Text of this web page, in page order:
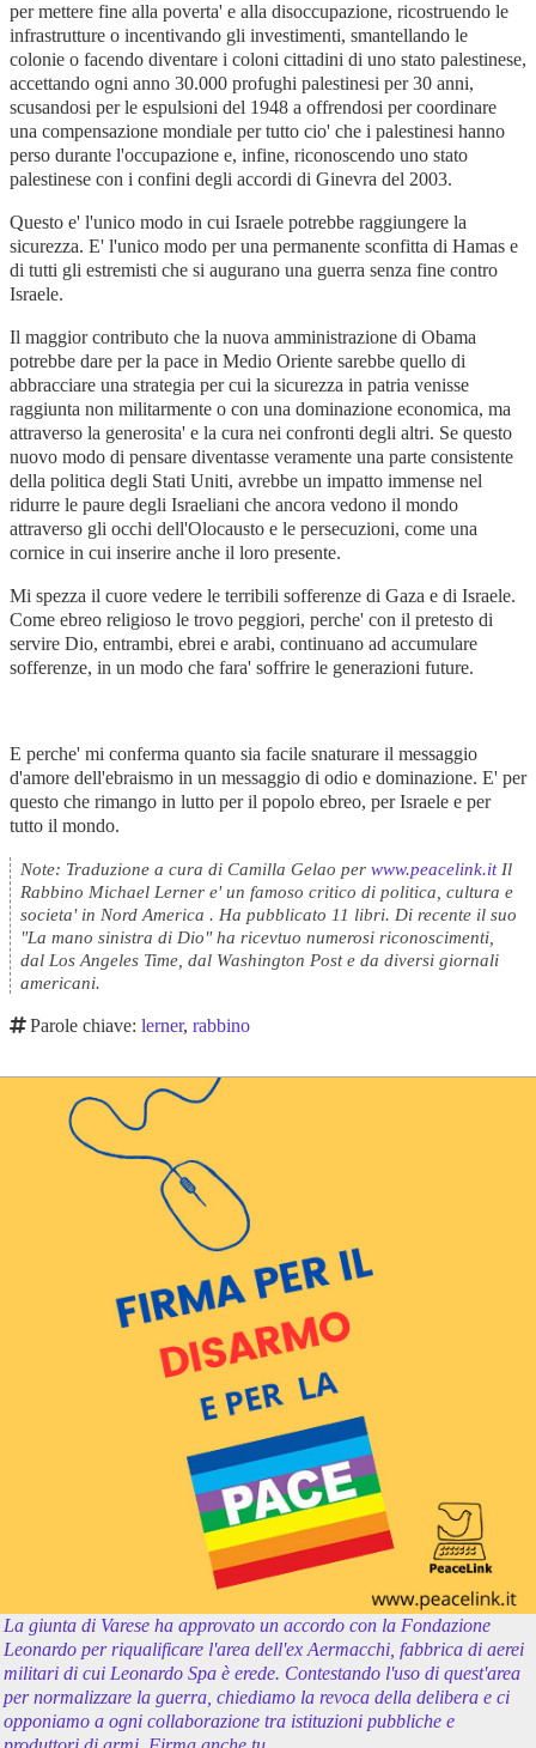
per mettere fine alla poverta' e alla disoccupazione, ricostruendo le
infrastrutture o incentivando gli investimenti, smantellando le
colonie o facendo diventare i coloni cittadini di uno stato palestinese,
accettando ogni anno 30.000 profughi palestinesi per 30 anni,
scusandosi per le espulsioni del 1948 a offrendosi per coordinare
una compensazione mondiale per tutto cio' che i palestinesi hanno
perso durante l'occupazione e, infine, riconoscendo uno stato
palestinese con i confini degli accordi di Ginevra del 2003.
Questo e' l'unico modo in cui Israele potrebbe raggiungere la
sicurezza. E' l'unico modo per una permanente sconfitta di Hamas e
di tutti gli estremisti che si augurano una guerra senza fine contro
Israele.
Il maggior contributo che la nuova amministrazione di Obama
potrebbe dare per la pace in Medio Oriente sarebbe quello di
abbracciare una strategia per cui la sicurezza in patria venisse
raggiunta non militarmente o con una dominazione economica, ma
attraverso la generosita' e la cura nei confronti degli altri. Se questo
nuovo modo di pensare diventasse veramente una parte consistente
della politica degli Stati Uniti, avrebbe un impatto immense nel
ridurre le paure degli Israeliani che ancora vedono il mondo
attraverso gli occhi dell'Olocausto e le persecuzioni, come una
cornice in cui inserire anche il loro presente.
Mi spezza il cuore vedere le terribili sofferenze di Gaza e di Israele.
Come ebreo religioso le trovo peggiori, perche' con il pretesto di
servire Dio, entrambi, ebrei e arabi, continuano ad accumulare
sofferenze, in un modo che fara' soffrire le generazioni future.
E perche' mi conferma quanto sia facile snaturare il messaggio
d'amore dell'ebraismo in un messaggio di odio e dominazione. E' per
questo che rimango in lutto per il popolo ebreo, per Israele e per
tutto il mondo.
Note: Traduzione a cura di Camilla Gelao per www.peacelink.itIl
Rabbino Michael Lerner e' un famoso critico di politica, cultura e
societa' in Nord America . Ha pubblicato 11 libri. Di recente il suo
"La mano sinistra di Dio" ha ricevtuo numerosi riconoscimenti,
dal Los Angeles Time, dal Washington Post e da diversi giornali
americani.
Parole chiave:lerner,rabbino
La giunta di Varese ha approvato un accordo con la Fondazione
Leonardo per riqualificare l'area dell'ex Aermacchi, fabbrica di aerei
militari di cui Leonardo Spa è erede. Contestando l'uso di quest'area
per normalizzare la guerra, chiediamo la revoca della delibera e ci
opponiamo a ogni collaborazione tra istituzioni pubbliche e